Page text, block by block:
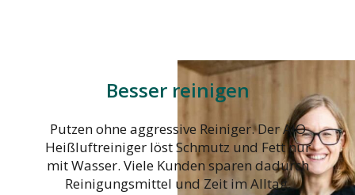
Besser reinigen
Putzen ohne aggressive Reiniger. Der AIO
Heißluftreiniger löst Schmutz und Fett nur
mit Wasser. Viele Kunden sparen dadurch
Reinigungsmittel und Zeit im Alltag.